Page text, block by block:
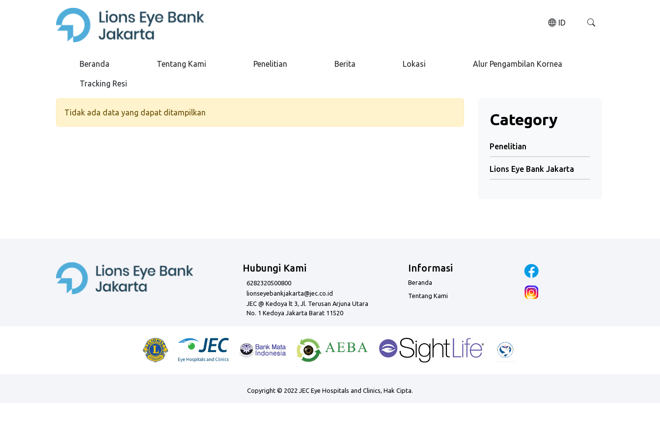
ID
Beranda Tentang Kami Penelitian Berita Lokasi Alur Pengambilan Kornea
Tracking Resi
Tidak ada data yang dapat ditampilkan Category
Penelitian
Lions Eye Bank Jakarta
Hubungi Kami
6282320500800
lionseyebankjakarta@jec.co.id
JEC @ Kedoya lt 3, Jl. Terusan Arjuna Utara
No. 1 Kedoya Jakarta Barat 11520
Informasi
Beranda
Tentang Kami
Copyright © 2022 JEC Eye Hospitals and Clinics, Hak Cipta.